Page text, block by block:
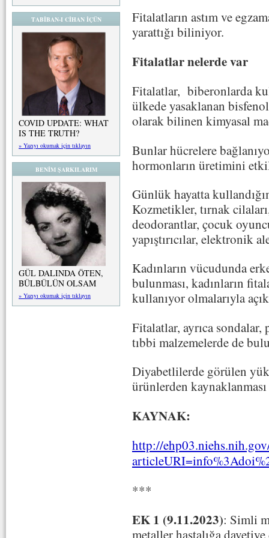
TABİBAN-I CİHAN İÇÜN
COVID UPDATE: WHAT
IS THE TRUTH?
» Yazıyı okumak için tıklayın
BENİM ŞARKILARIM
GÜL DALINDA ÖTEN,
BÜLBÜLÜN OLSAM
» Yazıyı okumak için tıklayın
Fitalatların astım ve
yarattığı biliniyor.
Fitalatlar nelerde var
Fitalatlar, biberonlarda
ülkede yasaklanan
olarak bilinen kimyasal
Bunlar hücrelere
hormonların üretimini
Günlük hayatta
Kozmetikler, tırnak
deodorantlar, çocuk
yapıştırıcılar, elektronik
Kadınların vücudunda
bulunması, kadınların
kullanıyor olmalarıyla
Fitalatlar, ayrıca
tıbbi malzemelerde de
Diyabetlilerde görülen
ürünlerden
KAYNAK:
http://
***
EK 1 (9.11.2023): Simli
metaller hastalığa davetiye